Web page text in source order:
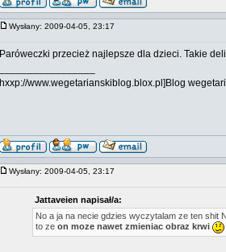
Wysłany: 2009-04-05, 23:17
Paróweczki przecież najlepsze dla dzieci. Takie
hxxp://www.wegetarianskiblog.blox.pl]Blog
Wysłany: 2009-04-05, 23:17
Jattaveien napisał/a:
No a ja na necie gdzies wyczytalam ze ten shit
to ze on moze nawet zmieniac obraz krwi